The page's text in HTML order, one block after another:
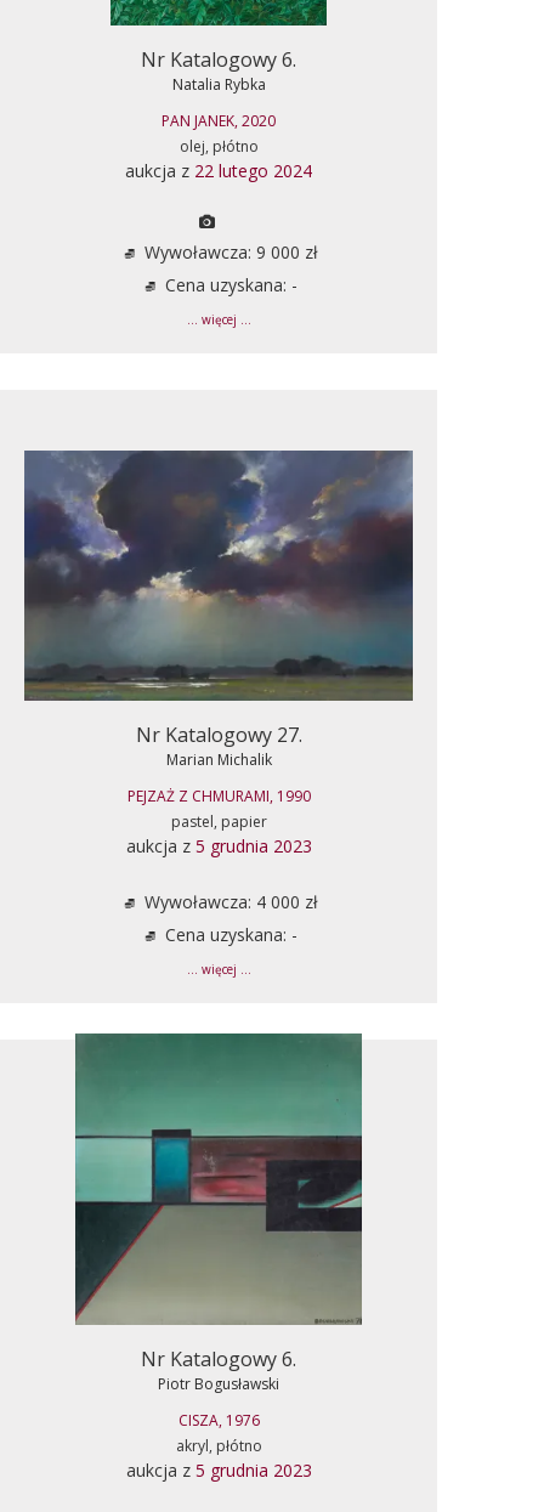
Nr Katalogowy 6.
Natalia Rybka
PAN JANEK, 2020
olej, płótno
aukcja z 22 lutego 2024
Wywoławcza: 9 000 zł
Cena uzyskana: -
... więcej ...
Nr Katalogowy 27.
Marian Michalik
PEJZAŻ Z CHMURAMI, 1990
pastel, papier
aukcja z 5 grudnia 2023
Wywoławcza: 4 000 zł
Cena uzyskana: -
... więcej ...
Nr Katalogowy 6.
Piotr Bogusławski
CISZA, 1976
akryl, płótno
aukcja z 5 grudnia 2023